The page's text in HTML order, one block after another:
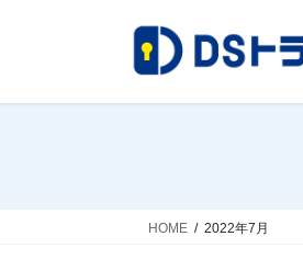
HOME 2022年7月